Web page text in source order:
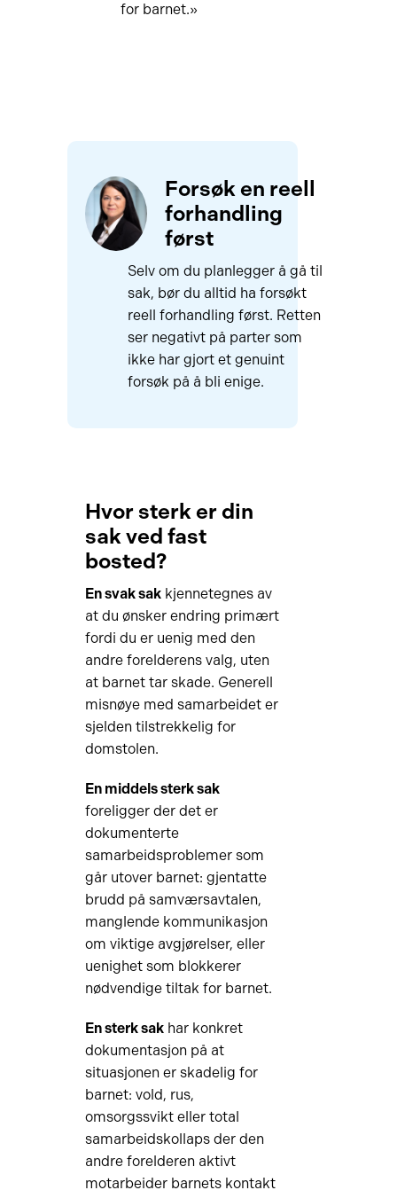
for barnet.»
Forsøk en reell
forhandling
først
Selv om du planlegger å gå til
sak, bør du alltid ha forsøkt
reell forhandling først. Retten
ser negativt på parter som
ikke har gjort et genuint
forsøk på å bli enige.
Hvor sterk er din
sak ved fast
bosted?
En svak sakkjennetegnes av
at du ønsker endring primært
fordi du er uenig med den
andre forelderens valg, uten
at barnet tar skade. Generell
misnøye med samarbeidet er
sjelden tilstrekkelig for
domstolen.
En middels sterk sak
foreligger der det er
dokumenterte
samarbeidsproblemer som
går utover barnet: gjentatte
brudd på samværsavtalen,
manglende kommunikasjon
om viktige avgjørelser, eller
uenighet som blokkerer
nødvendige tiltak for barnet.
En sterk sakhar konkret
dokumentasjon på at
situasjonen er skadelig for
barnet: vold, rus,
omsorgssvikt eller total
samarbeidskollaps der den
andre forelderen aktivt
motarbeider barnets kontakt